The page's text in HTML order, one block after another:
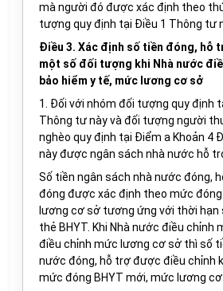
mà người đó được xác định theo
tượng quy định tại Điều 1 Thông tư
Điều 3. Xác định số tiền đóng, hỗ
một số đối tượng khi Nhà nước
bảo hiểm y tế, mức lương cơ sở
1. Đối với nhóm đối tượng quy định
Thông tư này và đối tượng người
nghèo quy định tại Điểm a Khoản 4
nàyđược ngân sách nhà nước hỗ
Số tiền ngân sách nhà nước đóng,
đóng được xác định theo mức đóng
lương cơ sở tương ứng với thời hạn
thẻ BHYT. Khi Nhà nước điều chỉnh
điều chỉnh mức lương cơ sở thì số
nước đóng, hỗ trợ được điều chỉnh
mức đóng BHYT mới, mức lương cơ